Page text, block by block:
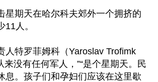
星期天在哈尔科夫郊外一个拥挤的
11人。
人特罗菲姆科（Yaroslav Trofimk
来没有任何军人，”“是个星期天。民
息。孩子们和孕妇们应该在这里歇